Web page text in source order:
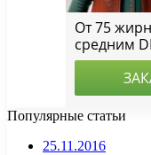
Популярные статьи
25.11.2016